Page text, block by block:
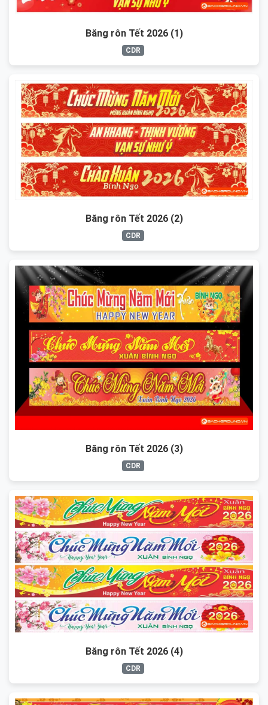
Băng rôn Tết 2026 (1)
CDR
Băng rôn Tết 2026 (2)
CDR
Băng rôn Tết 2026 (3)
CDR
Băng rôn Tết 2026 (4)
CDR